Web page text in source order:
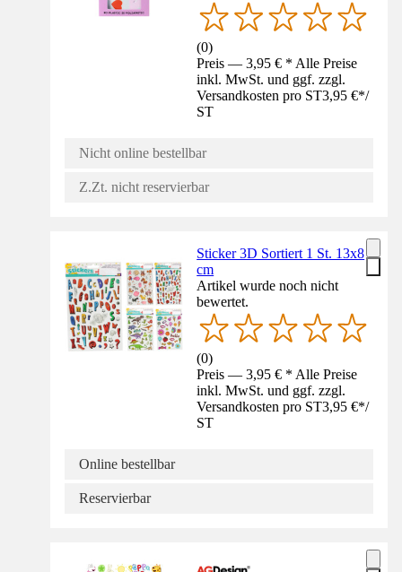
(0)
Preis — 3,95 € * Alle Preise
inkl. MwSt. und ggf. zzgl.
Versandkosten pro ST3,95 €*/
ST
Nicht online bestellbar
Z.Zt. nicht reservierbar
Sticker 3D Sortiert 1 St. 13x8
cm
Artikel wurde noch nicht
bewertet.
(0)
Preis — 3,95 € * Alle Preise
inkl. MwSt. und ggf. zzgl.
Versandkosten pro ST3,95 €*/
ST
Online bestellbar
Reservierbar